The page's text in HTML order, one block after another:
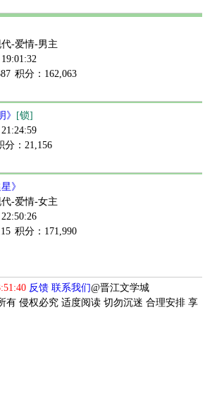
-爱情-男主
积分：162,063
[锁]
分：21,156
》
-爱情-女主
积分：171,990
反馈 联系我们@晋江文学城
有 侵权必究 适度阅读 切勿沉迷 合理安排 享